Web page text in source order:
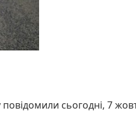
сьогодні, 7